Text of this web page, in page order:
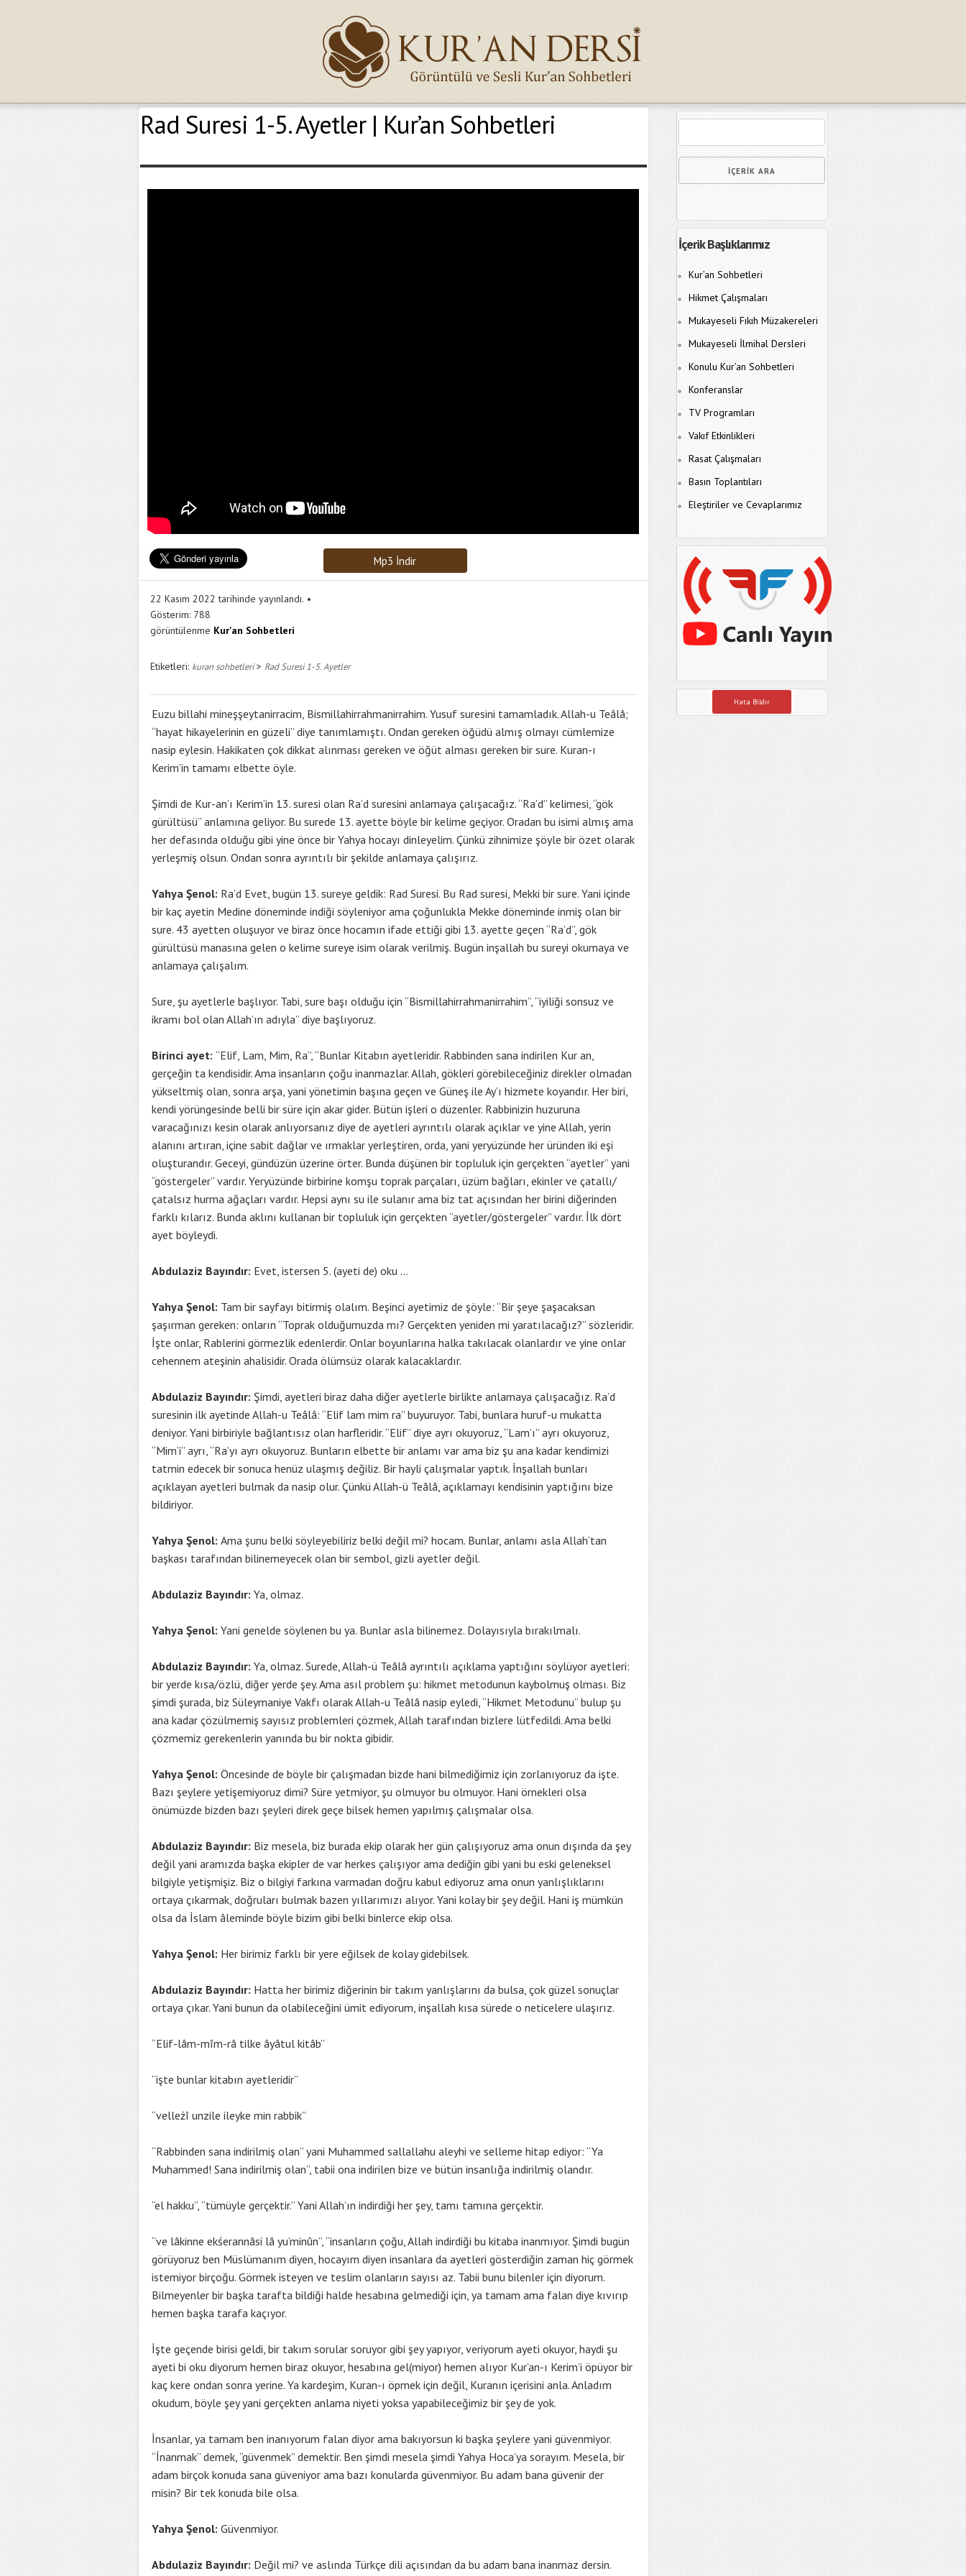
Rad Suresi 1-5. Ayetler | Kur’an Sohbetleri
Mp3 İndir
22 Kasım 2022 tarihinde yayınlandı.
Gösterim: 788
görüntülenme Kur'an Sohbetleri
Etiketleri: kuran sohbetleri> Rad Suresi 1-5. Ayetler
Euzu billahi mineşşeytanirracim, Bismillahirrahmanirrahim. Yusuf suresini tamamladık. Allah-u Teâlâ;
“hayat hikayelerinin en güzeli” diye tanımlamıştı. Ondan gereken öğüdü almış olmayı cümlemize
nasip eylesin. Hakikaten çok dikkat alınması gereken ve öğüt alması gereken bir sure. Kuran-ı
Kerim’in tamamı elbette öyle.
Şimdi de Kur-an’ı Kerim’in 13. suresi olan Ra’d suresini anlamaya çalışacağız. “Ra’d” kelimesi, “gök
gürültüsü” anlamına geliyor. Bu surede 13. ayette böyle bir kelime geçiyor. Oradan bu isimi almış ama
her defasında olduğu gibi yine önce bir Yahya hocayı dinleyelim. Çünkü zihnimize şöyle bir özet olarak
yerleşmiş olsun. Ondan sonra ayrıntılı bir şekilde anlamaya çalışırız.
Yahya Şenol: Ra’d Evet, bugün 13. sureye geldik: Rad Suresi. Bu Rad suresi, Mekki bir sure. Yani içinde
bir kaç ayetin Medine döneminde indiği söyleniyor ama çoğunlukla Mekke döneminde inmiş olan bir
sure. 43 ayetten oluşuyor ve biraz önce hocamın ifade ettiği gibi 13. ayette geçen “Ra’d”, gök
gürültüsü manasına gelen o kelime sureye isim olarak verilmiş. Bugün inşallah bu sureyi okumaya ve
anlamaya çalışalım.
Sure, şu ayetlerle başlıyor. Tabi, sure başı olduğu için “Bismillahirrahmanirrahim”, “iyiliği sonsuz ve
ikramı bol olan Allah’ın adıyla” diye başlıyoruz.
Birinci ayet: “Elif, Lam, Mim, Ra”, “Bunlar Kitabın ayetleridir. Rabbinden sana indirilen Kur an,
gerçeğin ta kendisidir. Ama insanların çoğu inanmazlar. Allah, gökleri görebileceğiniz direkler olmadan
yükseltmiş olan, sonra arşa, yani yönetimin başına geçen ve Güneş ile Ay’ı hizmete koyandır. Her biri,
kendi yörüngesinde belli bir süre için akar gider. Bütün işleri o düzenler. Rabbinizin huzuruna
varacağınızı kesin olarak anlıyorsanız diye de ayetleri ayrıntılı olarak açıklar ve yine Allah, yerin
alanını artıran, içine sabit dağlar ve ırmaklar yerleştiren, orda, yani yeryüzünde her üründen iki eşi
oluşturandır. Geceyi, gündüzün üzerine örter. Bunda düşünen bir topluluk için gerçekten “ayetler” yani
“göstergeler” vardır. Yeryüzünde birbirine komşu toprak parçaları, üzüm bağları, ekinler ve çatallı/
çatalsız hurma ağaçları vardır. Hepsi aynı su ile sulanır ama biz tat açısından her birini diğerinden
farklı kılarız. Bunda aklını kullanan bir topluluk için gerçekten “ayetler/göstergeler” vardır. İlk dört
ayet böyleydi.
Abdulaziz Bayındır: Evet, istersen 5. (ayeti de) oku …
Yahya Şenol: Tam bir sayfayı bitirmiş olalım. Beşinci ayetimiz de şöyle: “Bir şeye şaşacaksan
şaşırman gereken: onların “Toprak olduğumuzda mı? Gerçekten yeniden mi yaratılacağız?” sözleridir.
İşte onlar, Rablerini görmezlik edenlerdir. Onlar boyunlarına halka takılacak olanlardır ve yine onlar
cehennem ateşinin ahalisidir. Orada ölümsüz olarak kalacaklardır.
Abdulaziz Bayındır: Şimdi, ayetleri biraz daha diğer ayetlerle birlikte anlamaya çalışacağız. Ra’d
suresinin ilk ayetinde Allah-u Teâlâ: “Elif lam mim ra” buyuruyor. Tabi, bunlara huruf-u mukatta
deniyor. Yani birbiriyle bağlantısız olan harfleridir. “Elif” diye ayrı okuyoruz, “Lam’ı” ayrı okuyoruz,
“Mim’i” ayrı, “Ra’yı ayrı okuyoruz. Bunların elbette bir anlamı var ama biz şu ana kadar kendimizi
tatmin edecek bir sonuca henüz ulaşmış değiliz. Bir hayli çalışmalar yaptık. İnşallah bunları
açıklayan ayetleri bulmak da nasip olur. Çünkü Allah-ü Teâlâ, açıklamayı kendisinin yaptığını bize
bildiriyor.
Yahya Şenol: Ama şunu belki söyleyebiliriz belki değil mi? hocam. Bunlar, anlamı asla Allah’tan
başkası tarafından bilinemeyecek olan bir sembol, gizli ayetler değil.
Abdulaziz Bayındır: Ya, olmaz.
Yahya Şenol: Yani genelde söylenen bu ya. Bunlar asla bilinemez. Dolayısıyla bırakılmalı.
Abdulaziz Bayındır: Ya, olmaz. Surede, Allah-ü Teâlâ ayrıntılı açıklama yaptığını söylüyor ayetleri:
bir yerde kısa/özlü, diğer yerde şey. Ama asıl problem şu: hikmet metodunun kaybolmuş olması. Biz
şimdi şurada, biz Süleymaniye Vakfı olarak Allah-u Teâlâ nasip eyledi, “Hikmet Metodunu” bulup şu
ana kadar çözülmemiş sayısız problemleri çözmek, Allah tarafından bizlere lütfedildi. Ama belki
çözmemiz gerekenlerin yanında bu bir nokta gibidir.
Yahya Şenol: Öncesinde de böyle bir çalışmadan bizde hani bilmediğimiz için zorlanıyoruz da işte.
Bazı şeylere yetişemiyoruz dimi? Süre yetmiyor, şu olmuyor bu olmuyor. Hani örnekleri olsa
önümüzde bizden bazı şeyleri direk geçe bilsek hemen yapılmış çalışmalar olsa.
Abdulaziz Bayındır: Biz mesela, biz burada ekip olarak her gün çalışıyoruz ama onun dışında da şey
değil yani aramızda başka ekipler de var herkes çalışıyor ama dediğin gibi yani bu eski geleneksel
bilgiyle yetişmişiz. Biz o bilgiyi farkına varmadan doğru kabul ediyoruz ama onun yanlışlıklarını
ortaya çıkarmak, doğruları bulmak bazen yıllarımızı alıyor. Yani kolay bir şey değil. Hani iş mümkün
olsa da İslam âleminde böyle bizim gibi belki binlerce ekip olsa.
Yahya Şenol: Her birimiz farklı bir yere eğilsek de kolay gidebilsek.
Abdulaziz Bayındır: Hatta her birimiz diğerinin bir takım yanlışlarını da bulsa, çok güzel sonuçlar
ortaya çıkar. Yani bunun da olabileceğini ümit ediyorum, inşallah kısa sürede o neticelere ulaşırız.
“Elif-lâm-mîm-râ tilke âyâtul kitâb”
“işte bunlar kitabın ayetleridir”
“velleżî unzile ileyke min rabbik”
“Rabbinden sana indirilmiş olan” yani Muhammed sallallahu aleyhi ve selleme hitap ediyor: “Ya
Muhammed! Sana indirilmiş olan”, tabii ona indirilen bize ve bütün insanlığa indirilmiş olandır.
“el hakku”, “tümüyle gerçektir.” Yani Allah’ın indirdiği her şey, tamı tamına gerçektir.
“ve lâkinne ekśerannâsi lâ yu’minûn”, “insanların çoğu, Allah indirdiği bu kitaba inanmıyor. Şimdi bugün
görüyoruz ben Müslümanım diyen, hocayım diyen insanlara da ayetleri gösterdiğin zaman hiç görmek
istemiyor birçoğu. Görmek isteyen ve teslim olanların sayısı az. Tabii bunu bilenler için diyorum.
Bilmeyenler bir başka tarafta bildiği halde hesabına gelmediği için, ya tamam ama falan diye kıvırıp
hemen başka tarafa kaçıyor.
İşte geçende birisi geldi, bir takım sorular soruyor gibi şey yapıyor, veriyorum ayeti okuyor, haydi şu
ayeti bi oku diyorum hemen biraz okuyor, hesabına gel(miyor) hemen alıyor Kur’an-ı Kerim’i öpüyor bir
kaç kere ondan sonra yerine. Ya kardeşim, Kuran-ı öpmek için değil, Kuranın içerisini anla. Anladım
okudum, böyle şey yani gerçekten anlama niyeti yoksa yapabileceğimiz bir şey de yok.
İnsanlar, ya tamam ben inanıyorum falan diyor ama bakıyorsun ki başka şeylere yani güvenmiyor.
“İnanmak” demek, “güvenmek” demektir. Ben şimdi mesela şimdi Yahya Hoca’ya sorayım. Mesela, bir
adam birçok konuda sana güveniyor ama bazı konularda güvenmiyor. Bu adam bana güvenir der
misin? Bir tek konuda bile olsa.
Yahya Şenol: Güvenmiyor.
Abdulaziz Bayındır: Değil mi? ve aslında Türkçe dili açısından da bu adam bana inanmaz dersin.
İçerik Başlıklarımız
Kur’an Sohbetleri
Hikmet Çalışmaları
Mukayeseli Fıkıh Müzakereleri
Mukayeseli İlmihal Dersleri
Konulu Kur’an Sohbetleri
Konferanslar
TV Programları
Vakıf Etkinlikleri
Rasat Çalışmaları
Basın Toplantıları
Eleştiriler ve Cevaplarımız
Hata Bildir